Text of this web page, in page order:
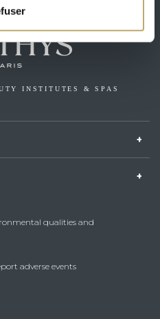
INSTITUTES & SPAS
qualities and
adverse events